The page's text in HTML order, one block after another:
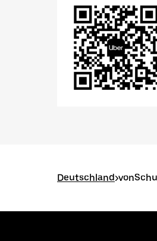
Deutschland>